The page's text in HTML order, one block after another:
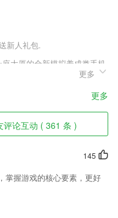
新人礼包.
大厦的全新模拟养成类手机
和对时机的掌握能快速的帮助
足各类不同的商业领域，建
解不一样的订单信息也会更
定作业难题。多种拍题神
答案一应俱全。
难，奖励越多，激励挑战。
更多
更多
评论互动 ( 361 条 )
145
掌握游戏的核心要素，更好